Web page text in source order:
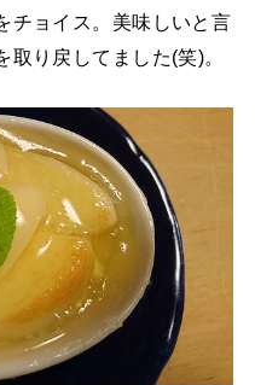
チョイス。美味しいと言
り戻してました(笑)。